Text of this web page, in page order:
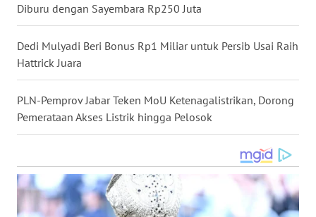
Diburu dengan Sayembara Rp250 Juta
Dedi Mulyadi Beri Bonus Rp1 Miliar untuk Persib Usai Raih
Hattrick Juara
PLN-Pemprov Jabar Teken MoU Ketenagalistrikan, Dorong
Pemerataan Akses Listrik hingga Pelosok
WN
JATENG
WN
WN
JATIM